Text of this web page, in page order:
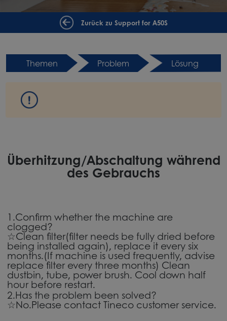
Zurück zu Support for A50S
Themen Problem Lösung
Überhitzung/Abschaltung während
des Gebrauchs
1.Confirm whether the machine are
clogged?
☆Clean filter(filter needs be fully dried before
being installed again), replace it every six
months.(If machine is used frequently, advise
replace filter every three months) Clean
dustbin, tube, power brush. Cool down half
hour before restart.
2.Has the problem been solved?
☆No.Please contact Tineco customer service.